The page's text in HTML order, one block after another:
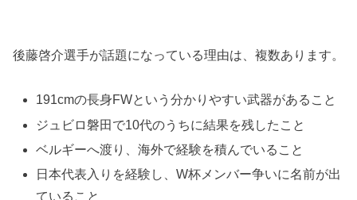
後藤啓介選手が話題になっている理由は、複数あります。
191cmの長身FWという分かりやすい武器があること
ジュビロ磐田で10代のうちに結果を残したこと
ベルギーへ渡り、海外で経験を積んでいること
日本代表入りを経験し、W杯メンバー争いに名前が出
ていること